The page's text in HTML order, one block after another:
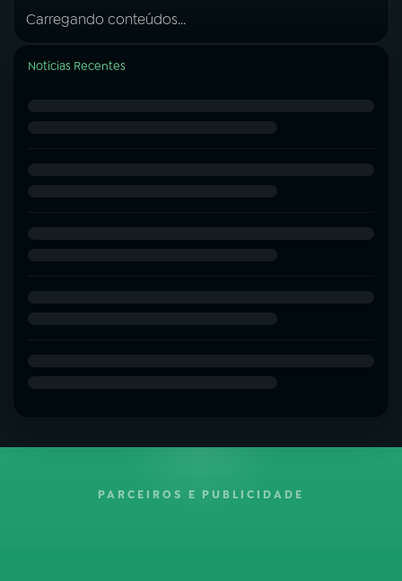
Carregando conteúdos...
Notícias Recentes
PARCEIROS E PUBLICIDADE